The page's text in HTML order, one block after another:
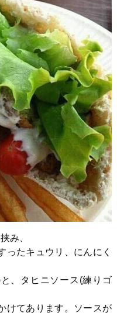
み、
ったキュウリ、にんにく
と、タヒニソース (練りゴ
けてあります。ソースが